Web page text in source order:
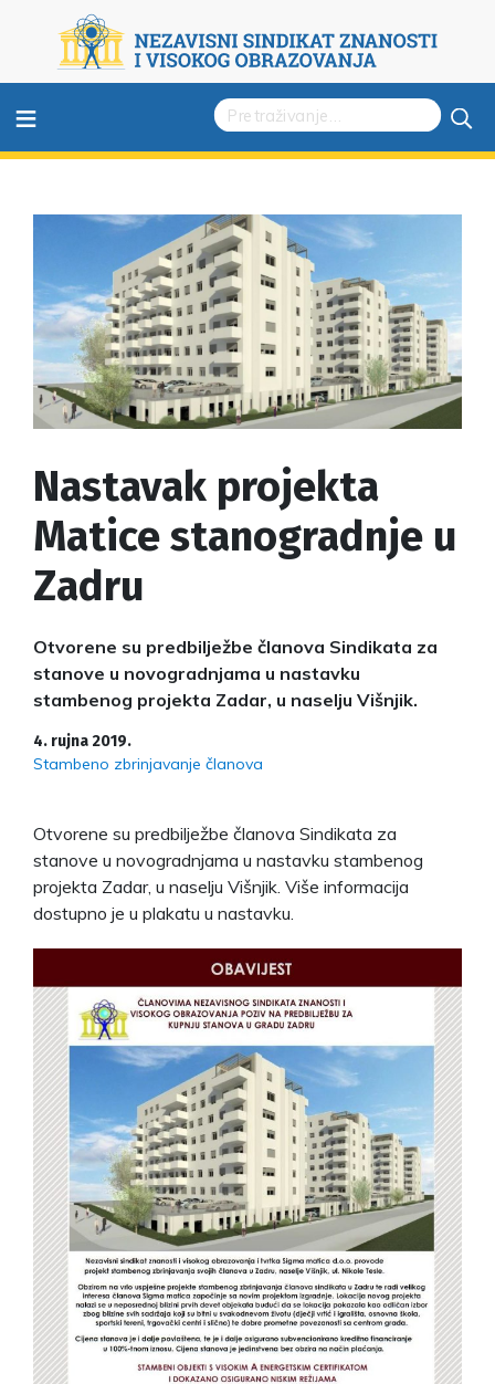
≡
Nastavak projekta
Matice stanogradnje u
Zadru
Otvorene su predbilježbe članova Sindikata za
stanove u novogradnjama u nastavku
stambenog projekta Zadar, u naselju Višnjik.
4. rujna 2019.
Stambeno zbrinjavanje članova
Otvorene su predbilježbe članova Sindikata za
stanove u novogradnjama u nastavku stambenog
projekta Zadar, u naselju Višnjik. Više informacija
dostupno je u plakatu u nastavku.